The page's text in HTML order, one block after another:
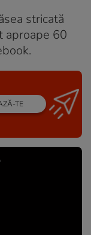
stricată
aproape 60
TE